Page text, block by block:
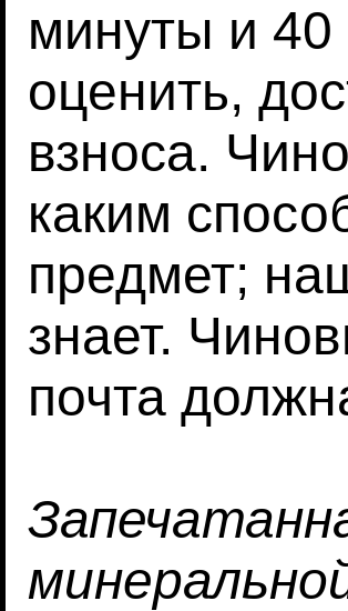
минуты и 40
оценить,
взноса.
каким
предмет;
знает.
почта